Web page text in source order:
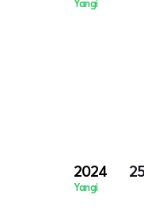
Yangi
2024
Yangi